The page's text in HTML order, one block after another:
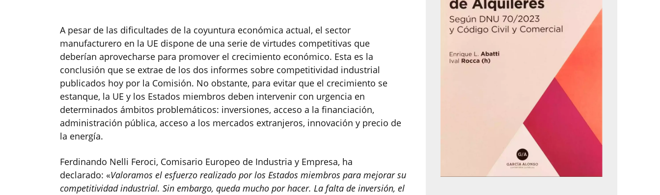
A pesar de las dificultades de la coyuntura económica actual, el sector
manufacturero en la UE dispone de una serie de virtudes competitivas que
deberían aprovecharse para promover el crecimiento económico. Esta es la
conclusión que se extrae de los dos informes sobre competitividad industrial
publicados hoy por la Comisión. No obstante, para evitar que el crecimiento se
estanque, la UE y los Estados miembros deben intervenir con urgencia en
determinados ámbitos problemáticos: inversiones, acceso a la financiación,
administración pública, acceso a los mercados extranjeros, innovación y precio de
la energía.
Ferdinando Nelli Feroci, Comisario Europeo de Industria y Empresa, ha
declarado: «Valoramos el esfuerzo realizado por los Estados miembros para mejorar su
competitividad industrial. Sin embargo, queda mucho por hacer. La falta de inversión, el